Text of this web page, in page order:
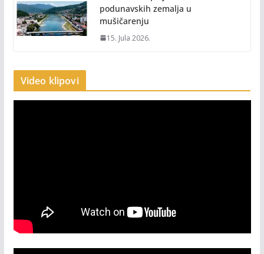
podunavskih zemalja u
mušičarenju
15. Jula 2026.
Video klipovi